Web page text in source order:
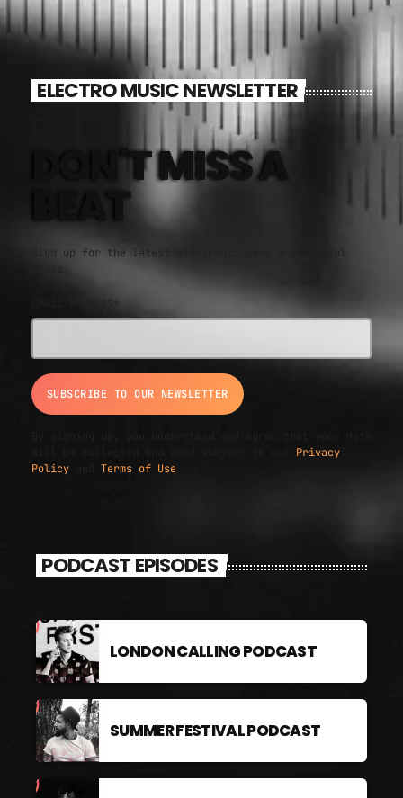
ELECTRO MUSIC NEWSLETTER
DON'T MISS A
BEAT
Sign up for the latest electronic news and special
EMAIL ADDRESS*
Privacy
Policy
Terms of Use
PODCAST EPISODES
LONDON CALLING PODCAST
SUMMER FESTIVAL PODCAST